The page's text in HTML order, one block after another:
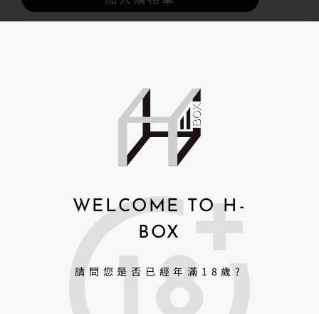
商品細節與規格
WELCOME TO H-
BOX
請問您是否已經年滿18歲?